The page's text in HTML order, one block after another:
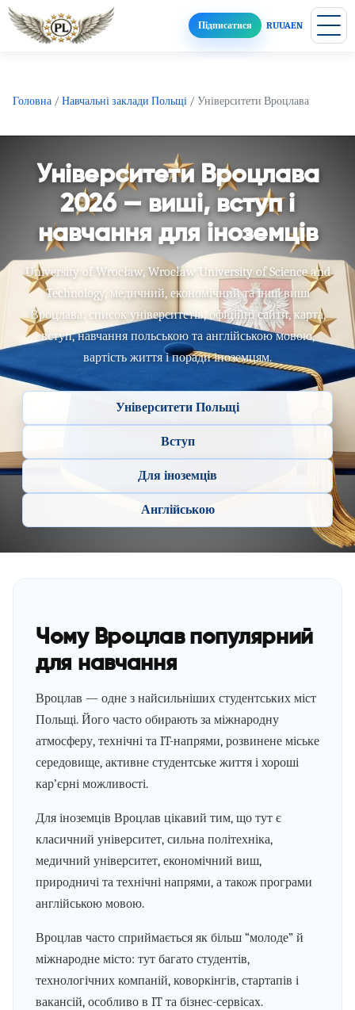
Підписатися RUUAEN
Головна / Навчальні заклади Польщі / Університети Вроцлава
Університети Вроцлава
2026 — виші, вступ і
навчання для іноземців
University of Wrocław, Wrocław University of Science and
Technology, медичний, економічний та інші виші
Вроцлава: список університетів, офіційні сайти, карта,
вступ, навчання польською та англійською мовою,
вартість життя і поради іноземцям.
Університети Польщі
Вступ
Для іноземців
Англійською
Чому Вроцлав популярний
для навчання
Вроцлав — одне з найсильніших студентських міст
Польщі. Його часто обирають за міжнародну
атмосферу, технічні та IT-напрями, розвинене міське
середовище, активне студентське життя і хороші
кар’єрні можливості.
Для іноземців Вроцлав цікавий тим, що тут є
класичний університет, сильна політехніка,
медичний університет, економічний виш,
природничі та технічні напрями, а також програми
англійською мовою.
Вроцлав часто сприймається як більш “молоде” й
міжнародне місто: тут багато студентів,
технологічних компаній, коворкінгів, стартапів і
вакансій, особливо в IT та бізнес-сервісах.